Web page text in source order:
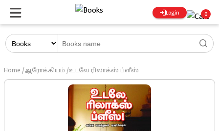
Login 0
Home /ஆரோக்கியம் /உடலே ரிலாக்ஸ் ப்ளீஸ்